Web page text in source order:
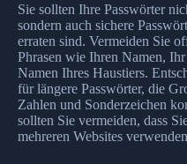
Sie sollten Ihre Passwörter
sondern auch sichere
erraten sind. Vermeiden Sie
Phrasen wie Ihren Namen,
Namen Ihres Haustiers.
für längere Passwörter, die
Zahlen und Sonderzeichen
sollten Sie vermeiden, dass
mehreren Websites